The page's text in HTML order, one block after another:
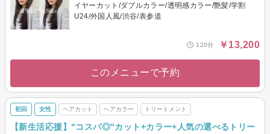
イヤーカット/ダブルカラー/透明感カラー/艶髪/学割
U24/外国人風/渋谷/表参道
120分 ￥13,200
このメニューで予約
初回 女性 ヘアカット ヘアカラー トリートメント
【新生活応援】"コスパ◎"カット+カラー+人気の選べるトリー